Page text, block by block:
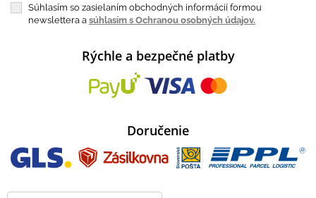
Súhlasím so zasielaním obchodných informácií formou
newslettera a súhlasím s Ochranou osobných údajov.
Rýchle a bezpečné platby
Doručenie